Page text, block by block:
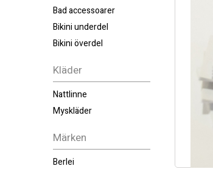
Bad accessoarer
Bikini underdel
Bikini överdel
Kläder
Nattlinne
Myskläder
Märken
Berlei